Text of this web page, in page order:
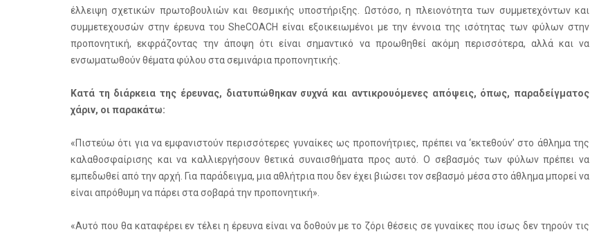
έλλειψη σχετικών πρωτοβουλιών και θεσμικής υποστήριξης. Ωστόσο, η πλειονότητα των συμμετεχόντων και
συμμετεχουσών στην έρευνα του SheCOACH είναι εξοικειωμένοι με την έννοια της ισότητας των φύλων στην
προπονητική, εκφράζοντας την άποψη ότι είναι σημαντικό να προωθηθεί ακόμη περισσότερα, αλλά και να
ενσωματωθούν θέματα φύλου στα σεμινάρια προπονητικής.
Κατά τη διάρκεια της έρευνας, διατυπώθηκαν συχνά και αντικρουόμενες απόψεις, όπως, παραδείγματος
χάριν, οι παρακάτω:
«Πιστεύω ότι για να εμφανιστούν περισσότερες γυναίκες ως προπονήτριες, πρέπει να ‘εκτεθούν’ στο άθλημα της
καλαθοσφαίρισης και να καλλιεργήσουν θετικά συναισθήματα προς αυτό. Ο σεβασμός των φύλων πρέπει να
εμπεδωθεί από την αρχή. Για παράδειγμα, μια αθλήτρια που δεν έχει βιώσει τον σεβασμό μέσα στο άθλημα μπορεί να
είναι απρόθυμη να πάρει στα σοβαρά την προπονητική».
«Αυτό που θα καταφέρει εν τέλει η έρευνα είναι να δοθούν με το ζόρι θέσεις σε γυναίκες που ίσως δεν τηρούν τις